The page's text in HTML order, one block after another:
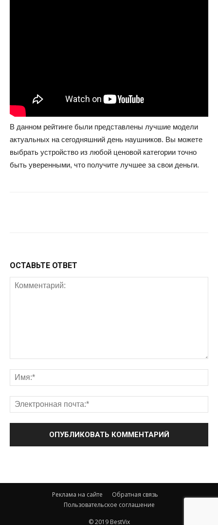
В данном рейтинге были представлены лучшие модели
актуальных на сегодняшний день наушников. Вы можете
выбрать устройство из любой ценовой категории точно
быть уверенными, что получите лучшее за свои деньги.
ОСТАВЬТЕ ОТВЕТ
Реклама на сайте
Обратная связь
Пользовательское соглашение
© 2019 BestVix